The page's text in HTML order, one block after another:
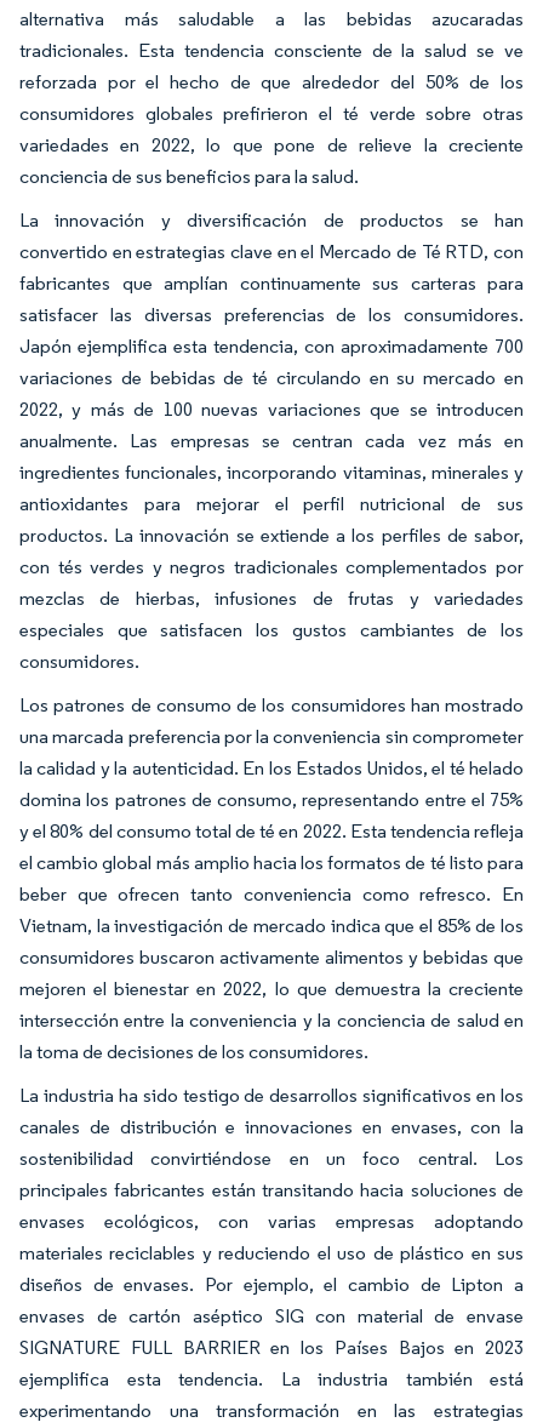
alternativa más saludable a las bebidas azucaradas
tradicionales. Esta tendencia consciente de la salud se ve
reforzada por el hecho de que alrededor del 50% de los
consumidores globales prefirieron el té verde sobre otras
variedades en 2022, lo que pone de relieve la creciente
conciencia de sus beneficios para la salud.
La innovación y diversificación de productos se han
convertido en estrategias clave en el Mercado de Té RTD, con
fabricantes que amplían continuamente sus carteras para
satisfacer las diversas preferencias de los consumidores.
Japón ejemplifica esta tendencia, con aproximadamente 700
variaciones de bebidas de té circulando en su mercado en
2022, y más de 100 nuevas variaciones que se introducen
anualmente. Las empresas se centran cada vez más en
ingredientes funcionales, incorporando vitaminas, minerales y
antioxidantes para mejorar el perfil nutricional de sus
productos. La innovación se extiende a los perfiles de sabor,
con tés verdes y negros tradicionales complementados por
mezclas de hierbas, infusiones de frutas y variedades
especiales que satisfacen los gustos cambiantes de los
consumidores.
Los patrones de consumo de los consumidores han mostrado
una marcada preferencia por la conveniencia sin comprometer
la calidad y la autenticidad. En los Estados Unidos, el té helado
domina los patrones de consumo, representando entre el 75%
y el 80% del consumo total de té en 2022. Esta tendencia refleja
el cambio global más amplio hacia los formatos de té listo para
beber que ofrecen tanto conveniencia como refresco. En
Vietnam, la investigación de mercado indica que el 85% de los
consumidores buscaron activamente alimentos y bebidas que
mejoren el bienestar en 2022, lo que demuestra la creciente
intersección entre la conveniencia y la conciencia de salud en
la toma de decisiones de los consumidores.
La industria ha sido testigo de desarrollos significativos en los
canales de distribución e innovaciones en envases, con la
sostenibilidad convirtiéndose en un foco central. Los
principales fabricantes están transitando hacia soluciones de
envases ecológicos, con varias empresas adoptando
materiales reciclables y reduciendo el uso de plástico en sus
diseños de envases. Por ejemplo, el cambio de Lipton a
envases de cartón aséptico SIG con material de envase
SIGNATURE FULL BARRIER en los Países Bajos en 2023
ejemplifica esta tendencia. La industria también está
experimentando una transformación en las estrategias